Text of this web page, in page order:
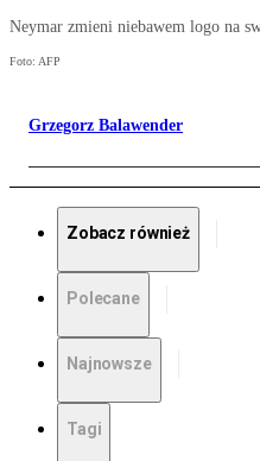
Neymar zmieni niebawem logo na
Foto: AFP
Grzegorz Balawender
Zobacz również
Polecane
Najnowsze
Tagi